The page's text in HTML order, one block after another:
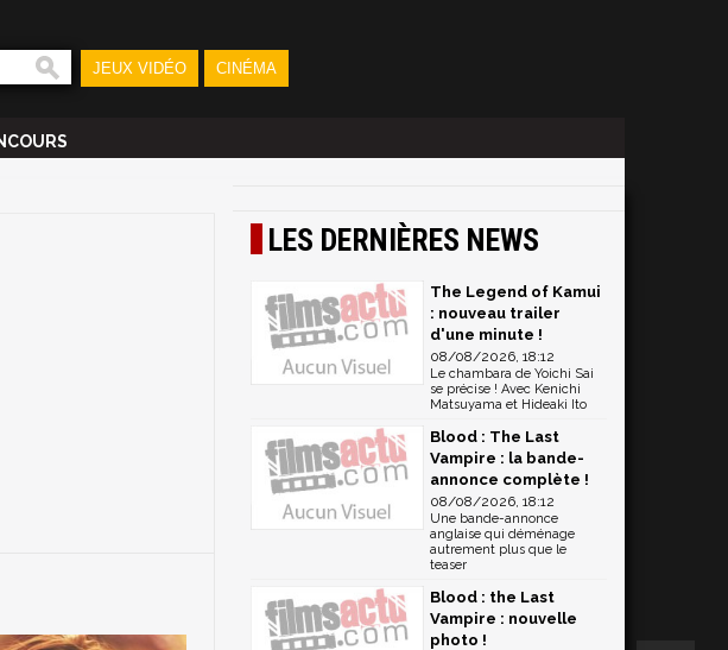
JEUX VIDÉO CINÉMA
LES DERNIÈRES NEWS
The Legend of Kamui
: nouveau trailer
d'une minute !
08/08/2026, 18:12
Le chambara de Yoichi Sai
se précise ! Avec Kenichi
Matsuyama et Hideaki Ito
Blood : The Last
Vampire : la bande-
annonce complète !
08/08/2026, 18:12
Une bande-annonce
anglaise qui déménage
autrement plus que le
teaser
Blood : the Last
Vampire : nouvelle
photo !